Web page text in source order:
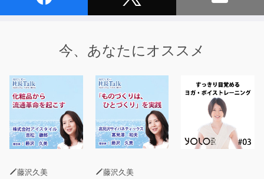
何度も繰り返し聞きたくなる貴重な番組です。
『世界一の品質を維持し続けるユニーク企業』
(マニー株式会社 代表執行役社長 松谷 正明さん)
極小の手術針などで世界トップシェアのマニーには、「ト
レードオフ」というやらないことリストがある。
これを貫くことで実現したマニーの繁栄の軌跡と今後を聞
く。(放送日:2009年3月10日)
今、あなたにオススメ
藤沢久美 藤沢久美